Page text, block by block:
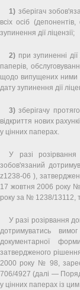
1) зберігач
всіх осіб
зупинення дії ліцензії;
2) при зупиненні
паперів,
щодо випущених ними
дату зупинення дії
3) зберігачу
відкриття нових
у цінних паперах.
У разі розірвання
зобов'язаний
z1238-06 ),
17 жовтня 2006 року №
року за № 1238/13112,
У разі розірвання
дотримуватись
документарної
затвердженого
2000 року № 98,
706/4927 (далі —
у цінних паперах із